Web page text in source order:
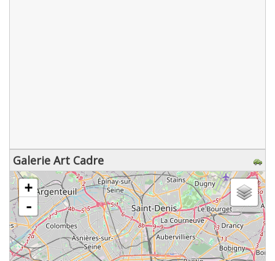
Galerie Art Cadre
chargement de la carte - veuillez patienter...
+
-